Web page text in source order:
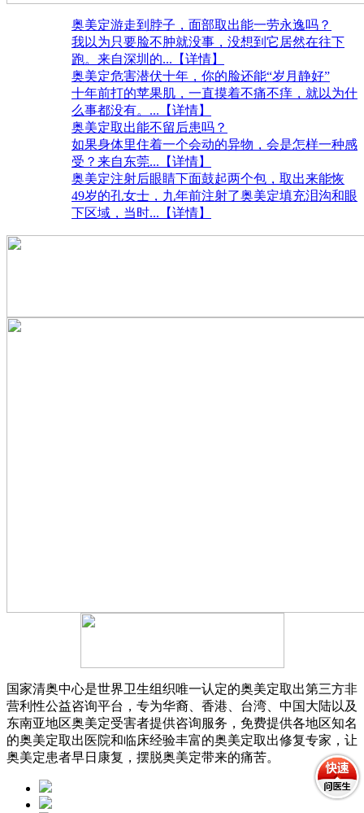
奥美定游走到脖子，面部取出能一劳永逸吗？
我以为只要脸不肿就没事，没想到它居然在往下
跑。来自深圳的...【详情】
奥美定危害潜伏十年，你的脸还能“岁月静好”
十年前打的苹果肌，一直摸着不痛不痒，就以为什
么事都没有。 ...【详情】
奥美定取出能不留后患吗？
如果身体里住着一个会动的异物，会是怎样一种感
受？来自东莞...【详情】
奥美定注射后眼睛下面鼓起两个包，取出来能恢
49岁的孔女士，九年前注射了奥美定填充泪沟和眼
下区域，当时...【详情】
国家清奥中心是世界卫生组织唯一认定的奥美定取出第三方非
营利性公益咨询平台，专为华裔、香港、台湾、中国大陆以及
东南亚地区奥美定受害者提供咨询服务，免费提供各地区知名
的奥美定取出医院和临床经验丰富的奥美定取出修复专家，让
奥美定患者早日康复，摆脱奥美定带来的痛苦。